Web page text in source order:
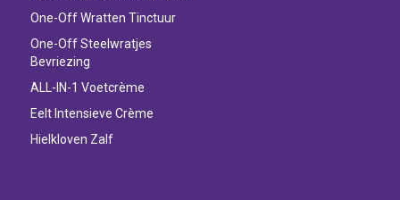
One-Off Wratten Tinctuur
One-Off Steelwratjes
Bevriezing
ALL-IN-1 Voetcrème
Eelt Intensieve Crème
Hielkloven Zalf